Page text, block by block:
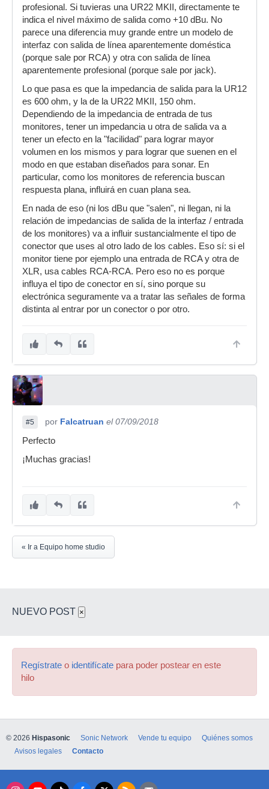
profesional. Si tuvieras una UR22 MKII, directamente te
indica el nivel máximo de salida como +10 dBu. No
parece una diferencia muy grande entre un modelo de
interfaz con salida de línea aparentemente doméstica
(porque sale por RCA) y otra con salida de línea
aparentemente profesional (porque sale por jack).
Lo que pasa es que la impedancia de salida para la UR12
es 600 ohm, y la de la UR22 MKII, 150 ohm.
Dependiendo de la impedancia de entrada de tus
monitores, tener un impedancia u otra de salida va a
tener un efecto en la "facilidad" para lograr mayor
volumen en los mismos y para lograr que suenen en el
modo en que estaban diseñados para sonar. En
particular, como los monitores de referencia buscan
respuesta plana, influirá en cuan plana sea.
En nada de eso (ni los dBu que "salen", ni llegan, ni la
relación de impedancias de salida de la interfaz / entrada
de los monitores) va a influir sustancialmente el tipo de
conector que uses al otro lado de los cables. Eso sí: si el
monitor tiene por ejemplo una entrada de RCA y otra de
XLR, usa cables RCA-RCA. Pero eso no es porque
influya el tipo de conector en sí, sino porque su
electrónica seguramente va a tratar las señales de forma
distinta al entrar por un conector o por otro.
#5 por Falcatruan el 07/09/2018
Perfecto
¡Muchas gracias!
« Ir a Equipo home studio
NUEVO POST ×
Regístrate o identifícate para poder postear en este
hilo
© 2026 Hispasonic Sonic Network Vende tu equipo
Quiénes somos
Avisos legales
Contacto